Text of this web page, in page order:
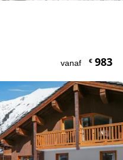
vanaf €983